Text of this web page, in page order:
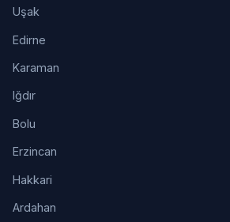
Uşak
Edirne
Karaman
Iğdır
Bolu
Erzincan
Hakkari
Ardahan